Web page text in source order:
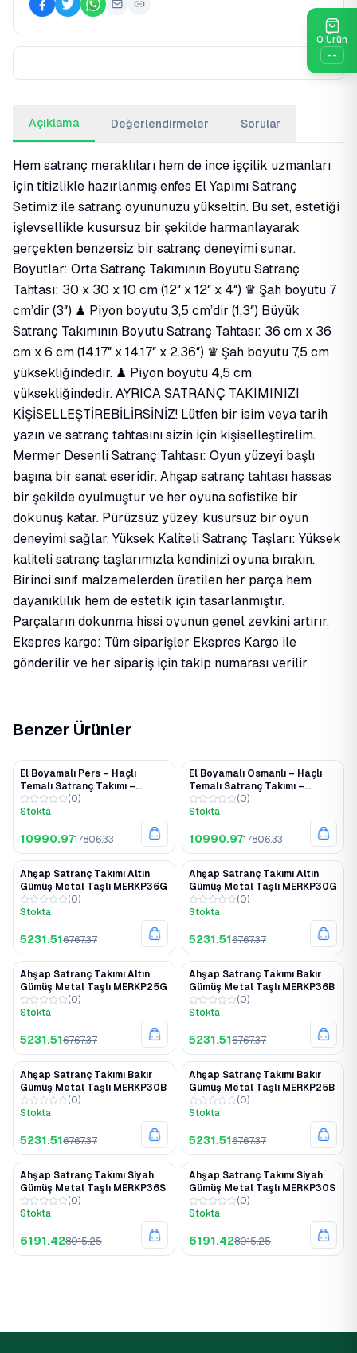
Açıklama Değerlendirmeler Sorular
Hem satranç meraklıları hem de ince işçilik uzmanları
için titizlikle hazırlanmış enfes El Yapımı Satranç
Setimiz ile satranç oyununuzu yükseltin. Bu set, estetiği
işlevsellikle kusursuz bir şekilde harmanlayarak
gerçekten benzersiz bir satranç deneyimi sunar.
Boyutlar: Orta Satranç Takımının Boyutu Satranç
Tahtası: 30 x 30 x 10 cm (12″ x 12″ x 4″) ♛ Şah boyutu 7
cm’dir (3″) ♟ Piyon boyutu 3,5 cm’dir (1,3″) Büyük
Satranç Takımının Boyutu Satranç Tahtası: 36 cm x 36
cm x 6 cm (14.17″ x 14.17″ x 2.36″) ♛ Şah boyutu 7,5 cm
yüksekliğindedir. ♟ Piyon boyutu 4,5 cm
yüksekliğindedir. AYRICA SATRANÇ TAKIMINIZI
KİŞİSELLEŞTİREBİLİRSİNİZ! Lütfen bir isim veya tarih
yazın ve satranç tahtasını sizin için kişiselleştirelim.
Mermer Desenli Satranç Tahtası: Oyun yüzeyi başlı
başına bir sanat eseridir. Ahşap satranç tahtası hassas
bir şekilde oyulmuştur ve her oyuna sofistike bir
dokunuş katar. Pürüzsüz yüzey, kusursuz bir oyun
deneyimi sağlar. Yüksek Kaliteli Satranç Taşları: Yüksek
kaliteli satranç taşlarımızla kendinizi oyuna bırakın.
Birinci sınıf malzemelerden üretilen her parça hem
dayanıklılık hem de estetik için tasarlanmıştır.
Parçaların dokunma hissi oyunun genel zevkini artırır.
Ekspres kargo: Tüm siparişler Ekspres Kargo ile
gönderilir ve her sipariş için takip numarası verilir.
Benzer Ürünler
El Boyamalı Pers – Haçlı
Temalı Satranç Takımı –
Polyester Taşlı Ahşap Kapaklı
Kutu
(0)
Stokta
10990.9717806.33
%38
El Boyamalı Osmanlı – Haçlı
Temalı Satranç Takımı –
Polyester Taşlı Ahşap Kapaklı
Kutu
(0)
Stokta
10990.9717806.33
%23
Ahşap Satranç Takımı Altın
Gümüş Metal Taşlı MERKP36G
(0)
Stokta
5231.516767.37
%23
Ahşap Satranç Takımı Altın
Gümüş Metal Taşlı MERKP30G
(0)
Stokta
5231.516767.37
%23
Ahşap Satranç Takımı Altın
Gümüş Metal Taşlı MERKP25G
(0)
Stokta
5231.516767.37
%23
Ahşap Satranç Takımı Bakır
Gümüş Metal Taşlı MERKP36B
(0)
Stokta
5231.516767.37
%23
Ahşap Satranç Takımı Bakır
Gümüş Metal Taşlı MERKP30B
(0)
Stokta
5231.516767.37
%23
Ahşap Satranç Takımı Bakır
Gümüş Metal Taşlı MERKP25B
(0)
Stokta
5231.516767.37
%23
Ahşap Satranç Takımı Siyah
Gümüş Metal Taşlı MERKP36S
(0)
Stokta
6191.428015.25
%23
Ahşap Satranç Takımı Siyah
Gümüş Metal Taşlı MERKP30S
(0)
Stokta
6191.428015.25
0 Ürün
--